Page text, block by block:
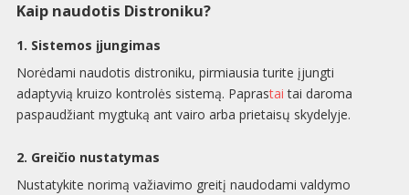
Kaip naudotis Distroniku?
1. Sistemos įjungimas
Norėdami naudotis distroniku, pirmiausia turite įjungti
adaptyvią kruizo kontrolės sistemą. Paprastai tai daroma
paspaudžiant mygtuką ant vairo arba prietaisų skydelyje.
2. Greičio nustatymas
Nustatykite norimą važiavimo greitį naudodami valdymo